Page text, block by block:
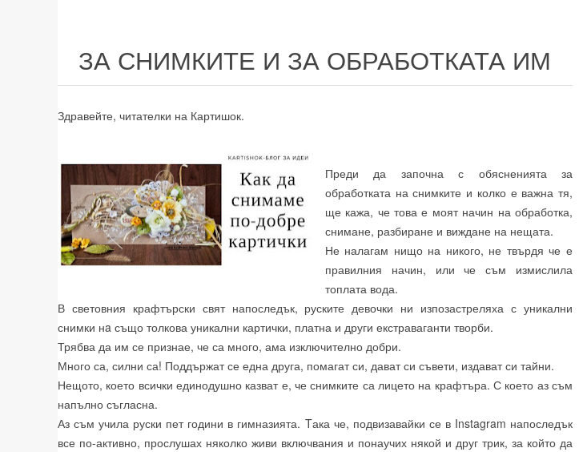
ЗА СНИМКИТЕ И ЗА ОБРАБОТКАТА ИМ
Здравейте, читателки на Картишок.
Преди да започна с обясненията за
обработката на снимките и колко е важна тя,
ще кажа, че това е моят начин на обработка,
снимане, разбиране и виждане на нещата.
Не налагам нищо на никого, не твърдя че е
правилния начин, или че съм измислила
топлата вода.
В световния крафтърски свят напоследък, руските девочки ни изпозастреляха с уникални
снимки нa също толкова уникални картички, платна и други екстраваганти творби.
Трябва да им се признае, че са много, ама изключително добри.
Много са, силни са! Поддържат се една друга, помагат си, дават си съвети, издават си тайни.
Нещото, което всички единодушно казват е, че снимките са лицето на крафтъра. С което аз съм
напълно съгласна.
Аз съм учила руски пет години в гимназията. Tака че, подвизавайки се в Instagram напоследък
все по-активно, прослушах няколко живи включвания и понаучих някой и друг трик, за който да